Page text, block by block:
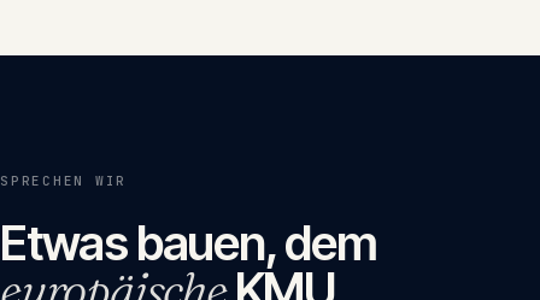
SPRECHEN WIR
Etwas bauen, dem